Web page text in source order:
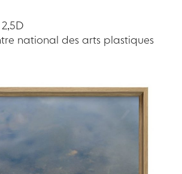
national des arts plastiques